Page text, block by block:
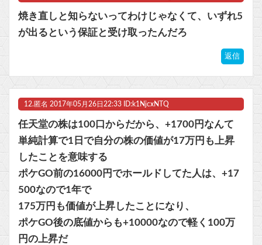
焼き直しと知らないってわけじゃなくて、いずれ5
が出るという保証と受け取ったんだろ
返信
12. 匿名 2017年05月26日22:33 ID:k1NjcxNTQ
任天堂の株は100口からだから、+1700円なんて
単純計算で1日で自分の株の価値が17万円も上昇
したことを意味する
ポケGO前の16000円でホールドしてた人は、+17
500なので1年で
175万円も価値が上昇したことになり、
ポケGO後の底値からも+10000なので軽く100万
円の上昇だ